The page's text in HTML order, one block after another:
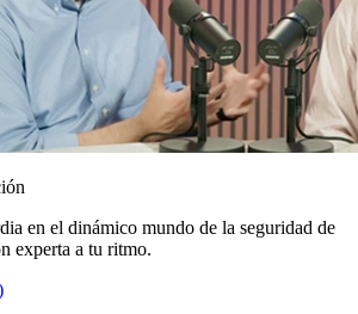
en el dinámico mundo de la seguridad de
experta a tu ritmo.